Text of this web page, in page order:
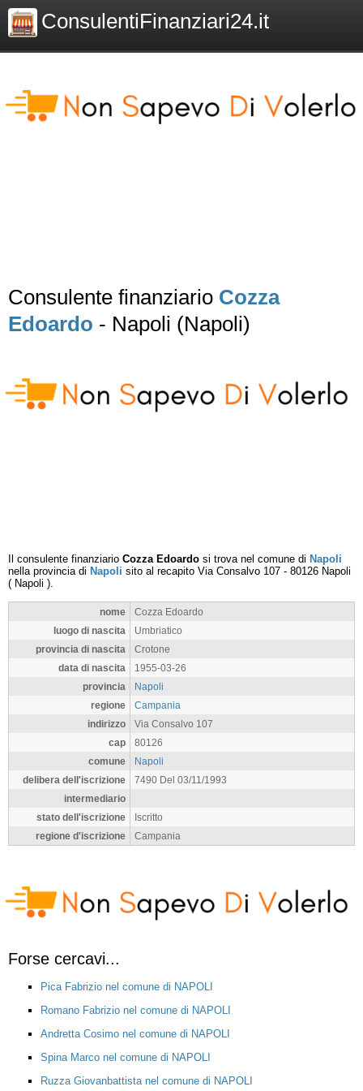
ConsulentiFinanziari24.it
Consulente finanziario Cozza
Edoardo - Napoli (Napoli)
Il consulente finanziario Cozza Edoardo si trova nel comune di Napoli
nella provincia di Napoli sito al recapito Via Consalvo 107 - 80126 Napoli
( Napoli ).
nome
Cozza Edoardo
luogo di nascita
Umbriatico
provincia di nascita
Crotone
data di nascita
1955-03-26
provincia
Napoli
regione
Campania
indirizzo
Via Consalvo 107
cap
80126
comune
Napoli
delibera dell'iscrizione
7490 Del 03/11/1993
intermediario
stato dell'iscrizione
Iscritto
regione d'iscrizione
Campania
Forse cercavi...
Pica Fabrizio nel comune di NAPOLI
Romano Fabrizio nel comune di NAPOLI
Andretta Cosimo nel comune di NAPOLI
Spina Marco nel comune di NAPOLI
Ruzza Giovanbattista nel comune di NAPOLI